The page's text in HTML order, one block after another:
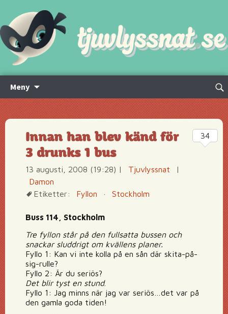
Meny
innehåll
Sök
Innan han blev känd för
3 drunks 1 bus
13 augusti, 2008 (19:28) | Tjuvlyssnat
|
Damon
Etiketter:
Fyllon · Stockholm
Buss 114, Stockholm
Tre fyllon står på den fullsatta bussen och
snackar sluddrigt om kvällens planer.
Fyllo 1: Kan vi inte kolla på en sån där skita-på-
sig-rulle?
Fyllo 2: Är du seriös?
Det blir tyst en stund.
Fyllo 1: Jag minns när jag var seriös…det var på
den gamla goda tiden!
34